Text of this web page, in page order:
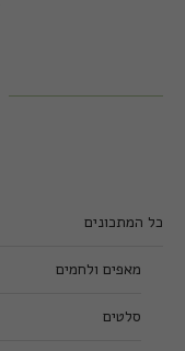
כל המתכונים
מאפים ולחמים
סלטים